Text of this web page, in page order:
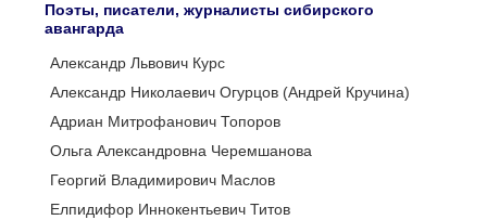
Поэты, писатели, журналисты сибирского
авангарда
Александр Львович Курс
Александр Николаевич Огурцов (Андрей Кручина)
Адриан Митрофанович Топоров
Ольга Александровна Черемшанова
Георгий Владимирович Маслов
Елпидифор Иннокентьевич Титов